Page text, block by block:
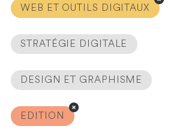
WEB ET OUTILS DIGITAUX
STRATÉGIE DIGITALE
DESIGN ET GRAPHISME
EDITION